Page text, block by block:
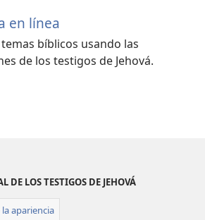
en línea
una
nueva
ventana)
bíblicos usando las
de los testigos de Jehová.
DE LOS TESTIGOS DE JEHOVÁ
apariencia